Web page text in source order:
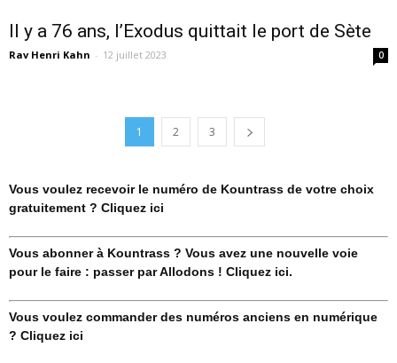
Il y a 76 ans, l’Exodus quittait le port de Sète
Rav Henri Kahn - 12 juillet 2023 0
1 2 3
Vous voulez recevoir le numéro de Kountrass de votre choix
gratuitement ? Cliquez ici
Vous abonner à Kountrass ? Vous avez une nouvelle voie
pour le faire : passer par Allodons ! Cliquez ici.
Vous voulez commander des numéros anciens en numérique
? Cliquez ici